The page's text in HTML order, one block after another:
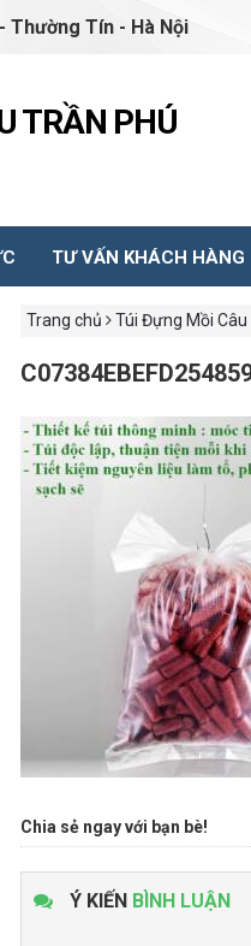
Thường Tín - Hà Nội
TRẦN PHÚ
TƯ VẤN KHÁCH HÀNG
Trang chủ Túi Đựng Mồi Câu
Chia sẻ ngay với bạn bè!
Ý KIẾN BÌNH LUẬN